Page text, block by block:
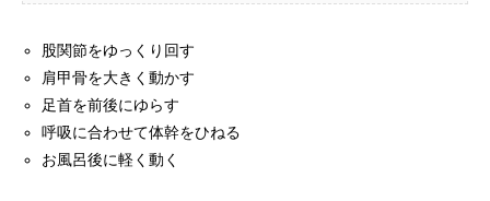
股関節をゆっくり回す
肩甲骨を大きく動かす
足首を前後にゆらす
呼吸に合わせて体幹をひねる
お風呂後に軽く動く